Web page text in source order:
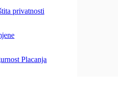
privatnosti
Placanja